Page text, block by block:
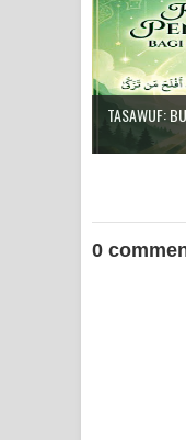
TASAWUF:
0